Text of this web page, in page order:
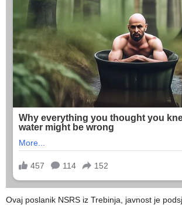
Ovaj poslanik NSRS iz Trebinja, javnost je